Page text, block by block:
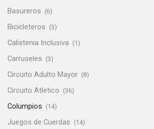
Basureros (6)
Bicicleteros (3)
Calistenia Inclusiva (1)
Carruseles (3)
Circuito Adulto Mayor (8)
Circuito Atletico (36)
Columpios (14)
Juegos de Cuerdas (14)